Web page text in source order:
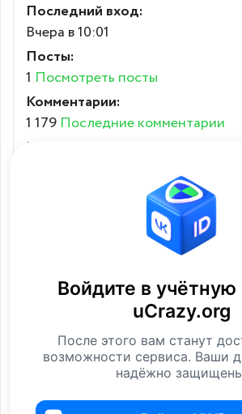
Последний вход:
Вчера в 10:01
Посты:
1 Посмотреть посты
Комментарии:
1 179 Последние комментарии
Карма:
Место в рейтинге:
Избранное
Контакты
Войдите в учётную
uCrazy.org
После этого вам станут
возможности сервиса. Ваши
надёжно